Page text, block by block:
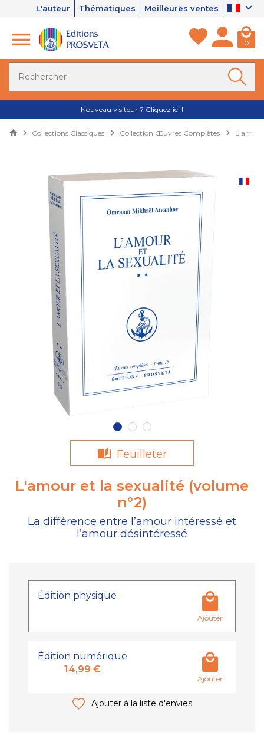
L'auteur Thématiques Meilleures ventes
0
Nouveau visiteur ? Cliquez ici !
Collections Classiques Collection Œuvres Complètes
Feuilleter
L'amour et la sexualité (volume
n°2)
La différence entre l’amour intéressé et
l’amour désintéressé
Édition physique
Ajouter
Édition numérique
14,99 €
Ajouter
Ajouter à la liste d'envies